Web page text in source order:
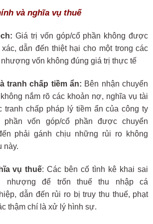
vànghĩa vụ thuế
Giá trị vốn góp/cổ phần không được
dẫn đến thiệt hại cho một trong các
vốn không đúng giá trị thực tế
tranh chấp tiềm ẩn: Bên nhận chuyển
nắm rõ các khoản nợ, nghĩa vụ tài
tranh chấp pháp lý tiềm ẩn của công ty
phần vốn góp/cổ phần được chuyển
phải gánh chịu những rủi ro không
này.
vụ thuế: Các bên cố tình kê khai sai
nhượng để trốn thuế thu nhập cá
dẫn đến rủi ro bị truy thu thuế, phạt
thậm chí là xử lý hình sự.